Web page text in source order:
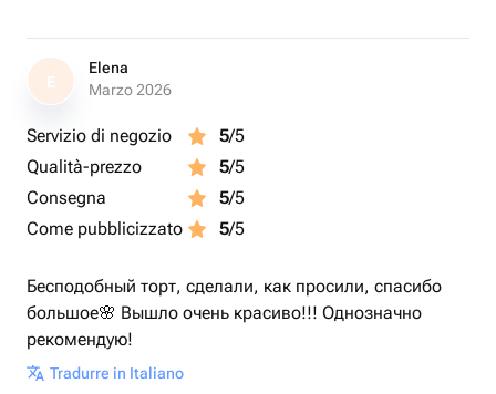
E
Elena
Marzo 2026
Servizio di negozio 5/5
Qualità-prezzo
5/5
Consegna
5/5
Come pubblicizzato
5/5
Бесподобный торт, сделали, как просили, спасибо
большое🌸 Вышло очень красиво!!! Однозначно
рекомендую!
Tradurre in Italiano